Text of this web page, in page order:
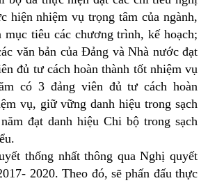
hiện nhiệm vụ trọng tâm của ngành,
mục tiêu các chương trình, kế hoạch;
văn bản của Đảng và Nhà nước đạt
đủ tư cách hoàn thành tốt nhiệm vụ
có 3 đảng viên đủ tư cách hoàn
vụ, giữ vững danh hiệu trong sạch
đạt danh hiệu Chi bộ trong sạch
thống nhất thông qua Nghị quyết
2020. Theo đó, sẽ phấn đấu thực